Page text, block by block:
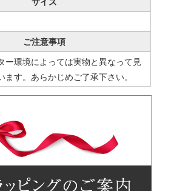
ご注意事項
ー環境によっては実物と異なって見
ます。あらかじめご了承下さい。